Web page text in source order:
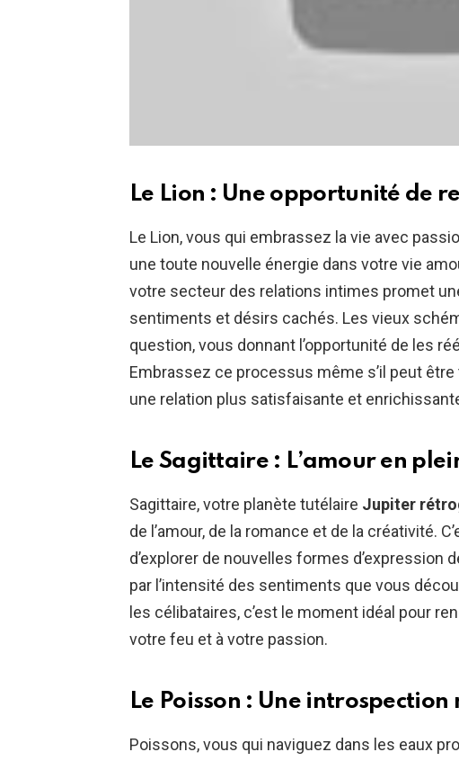
Le Lion : Une opportunité de
Le Lion, vous qui embrassez la vie avec
une toute nouvelle énergie dans votre vie
votre secteur des relations intimes promet
sentiments et désirs cachés. Les vieux
question, vous donnant l’opportunité de les
Embrassez ce processus même s’il peut
une relation plus satisfaisante et
Le Sagittaire : L’amour en
Sagittaire, votre planète tutélaire Jupiter
de l’amour, de la romance et de la créativité.
d’explorer de nouvelles formes d’expression
par l’intensité des sentiments que vous
les célibataires, c’est le moment idéal pour
votre feu et à votre passion.
Le Poisson : Une introspection
Poissons, vous qui naviguez dans les eaux